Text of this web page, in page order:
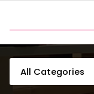
content